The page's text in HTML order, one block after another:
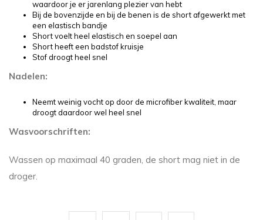
waardoor je er jarenlang plezier van hebt
Bij de bovenzijde en bij de benen is de short afgewerkt met
een elastisch bandje
Short voelt heel elastisch en soepel aan
Short heeft een badstof kruisje
Stof droogt heel snel
Nadelen:
Neemt weinig vocht op door de microfiber kwaliteit, maar
droogt daardoor wel heel snel
Wasvoorschriften:
Wassen op maximaal 40 graden, de short mag niet in de
droger.